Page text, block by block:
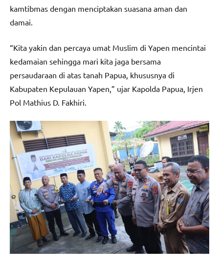
kamtibmas dengan menciptakan suasana aman dan
damai.
“Kita yakin dan percaya umat Muslim di Yapen mencintai
kedamaian sehingga mari kita jaga bersama
persaudaraan di atas tanah Papua, khususnya di
Kabupaten Kepulauan Yapen,” ujar Kapolda Papua, Irjen
Pol Mathius D. Fakhiri.